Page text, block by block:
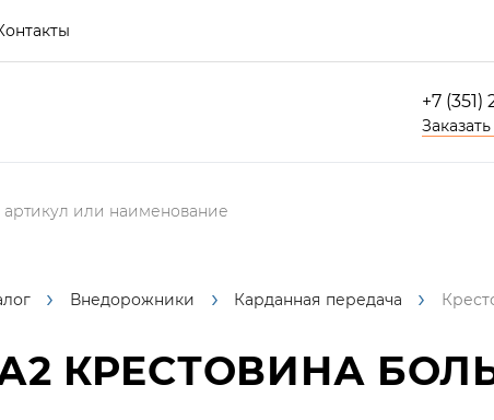
+7 (351)
Внедорожники Карданная передача
КРЕСТОВИНА